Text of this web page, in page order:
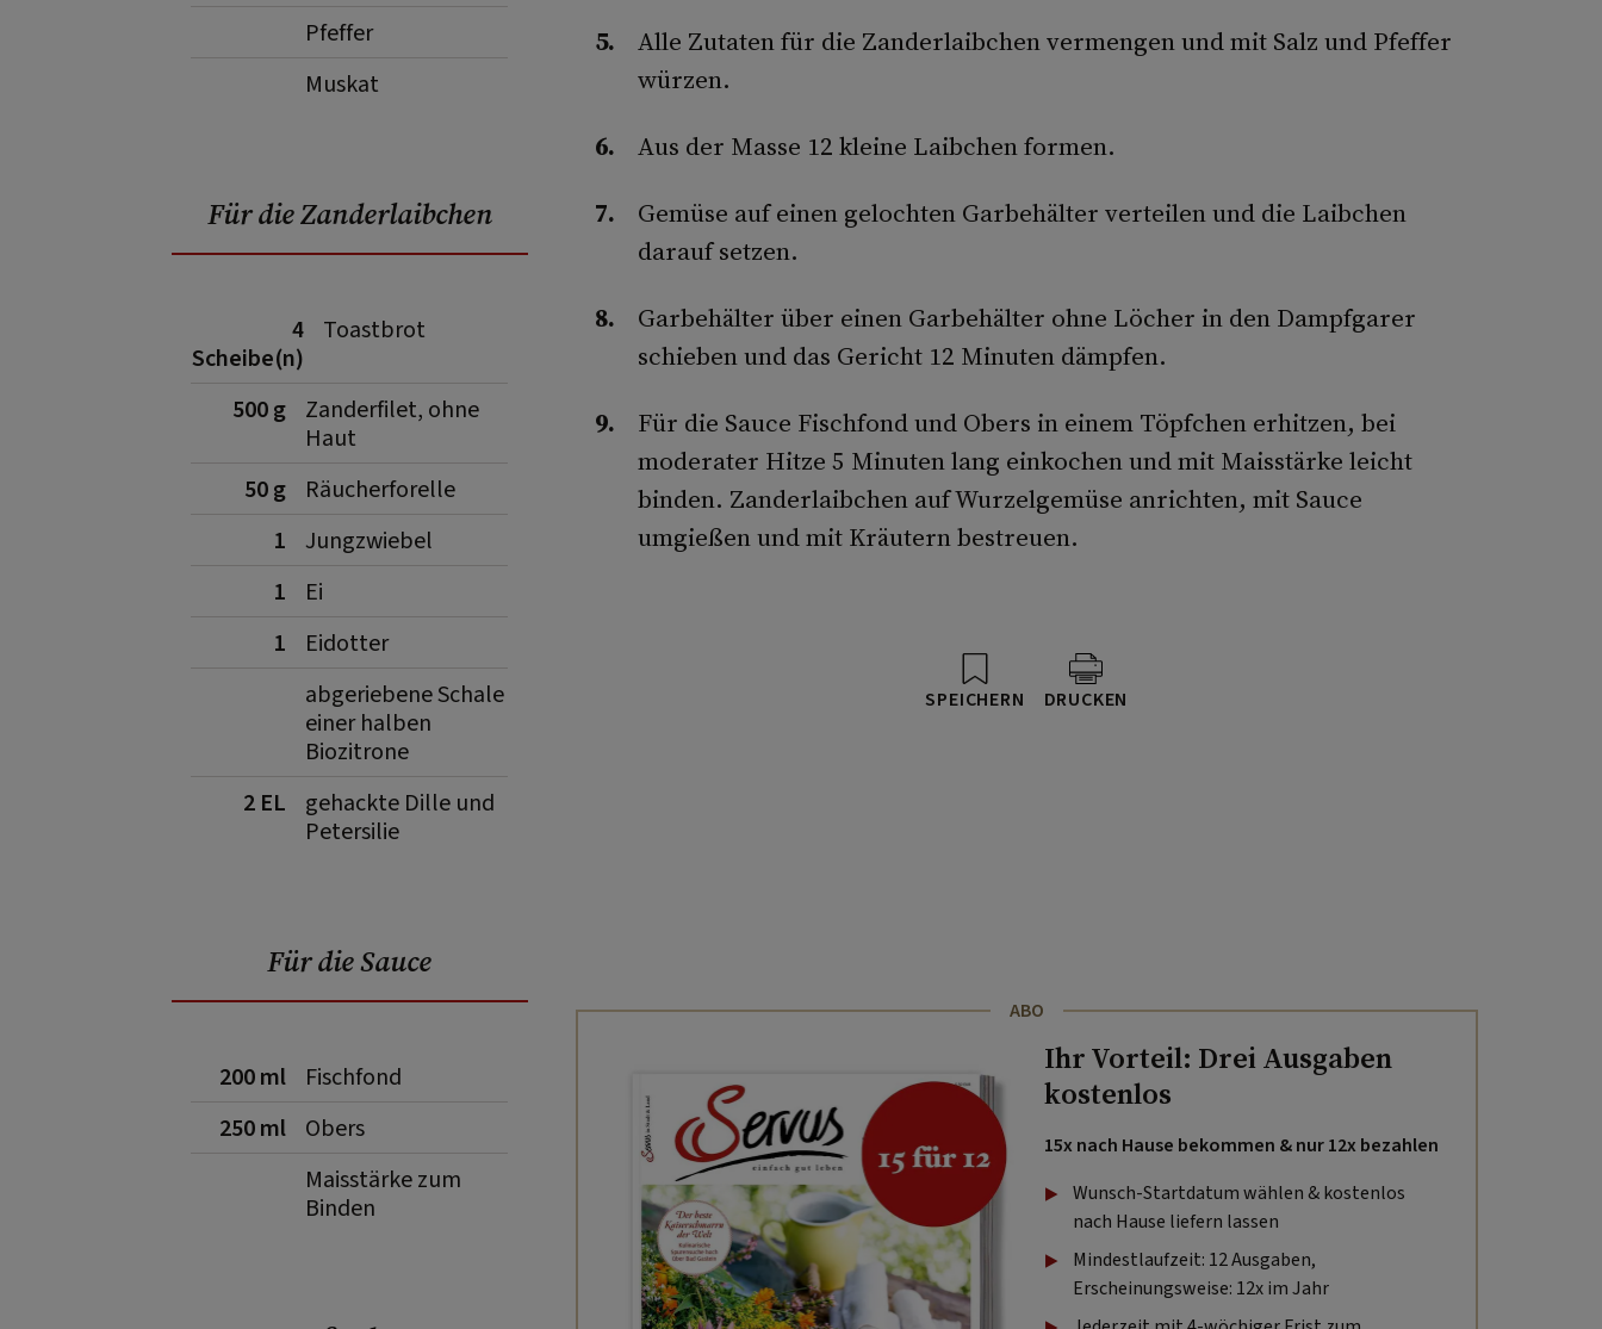
Pfeffer
Muskat
Für die Zanderlaibchen
4
Scheibe(n)
Toastbrot
500 g
Zanderfilet, ohne
Haut
50 g
Räucherforelle
1
Jungzwiebel
1
Ei
1
Eidotter
abgeriebene Schale
einer halben
Biozitrone
2 EL
gehackte Dille und
Petersilie
Für die Sauce
200 ml
Fischfond
250 ml
Obers
Maisstärke zum
Binden
Alle Zutaten für die Zanderlaibchen vermengen und mit Salz und Pfeffer
würzen.
Aus der Masse 12 kleine Laibchen formen.
Gemüse auf einen gelochten Garbehälter verteilen und die Laibchen
darauf setzen.
Garbehälter über einen Garbehälter ohne Löcher in den Dampfgarer
schieben und das Gericht 12 Minuten dämpfen.
Für die Sauce Fischfond und Obers in einem Töpfchen erhitzen, bei
moderater Hitze 5 Minuten lang einkochen und mit Maisstärke leicht
binden. Zanderlaibchen auf Wurzelgemüse anrichten, mit Sauce
umgießen und mit Kräutern bestreuen.
SPEICHERN DRUCKEN
ABO
Ihr Vorteil: Drei Ausgaben
kostenlos
15x nach Hause bekommen & nur 12x bezahlen
Wunsch-Startdatum wählen & kostenlos
nach Hause liefern lassen
Mindestlaufzeit: 12 Ausgaben,
Erscheinungsweise: 12x im Jahr